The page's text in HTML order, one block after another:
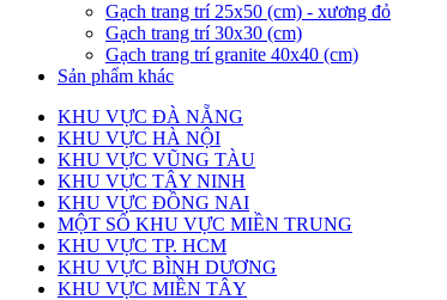
Gạch trang trí 25x50 (cm) - xương đỏ
Gạch trang trí 30x30 (cm)
Gạch trang trí granite 40x40 (cm)
Sản phẩm khác
KHU VỰC ĐÀ NẴNG
KHU VỰC HÀ NỘI
KHU VỰC VŨNG TÀU
KHU VỰC TÂY NINH
KHU VỰC ĐỒNG NAI
MỘT SỐ KHU VỰC MIỀN TRUNG
KHU VỰC TP. HCM
KHU VỰC BÌNH DƯƠNG
KHU VỰC MIỀN TÂY